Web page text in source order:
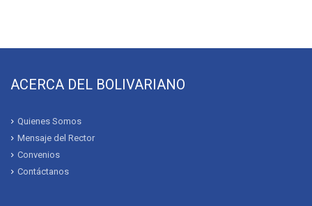
ACERCA DEL BOLIVARIANO
Quienes Somos
Mensaje del Rector
Convenios
Contáctanos